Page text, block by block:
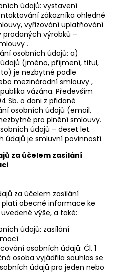
údajů: vystavení
zákazníka ohledně
vyřizování uplatňování
prodaných výrobků –
.
osobních údajů: a)
(jméno, příjmení, titul,
je nezbytné podle
mezinárodní smlouvy ,
vázána. Především
Sb. o dani z přidané
osobních údajů (email,
pro plnění smlouvy.
údajů – deset let.
údajů je smluvní povinností.
za účelem zasílání
za účelem zasílání
obecné informace ke
výše, a také:
údajů: zasílání
osobních údajů: Čl. 1
osoba vyjádřila souhlas se
údajů pro jeden nebo